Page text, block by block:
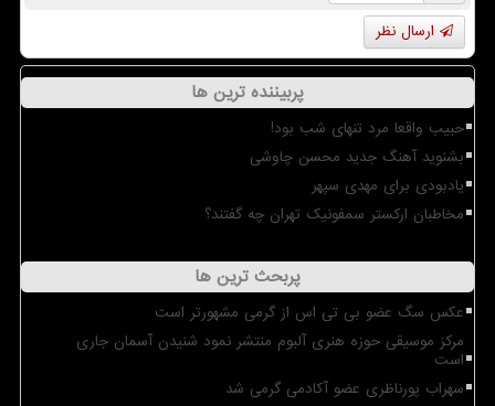
ارسال نظر
پربیننده ترین ها
حبیب واقعا مرد تنهای شب بود!
بشنوید آهنگ جدید محسن چاوشی
یادبودی برای مهدی سپهر
مخاطبان ارکستر سمفونیک تهران چه گفتند؟
پربحث ترین ها
عکس سگ عضو بی تی اس از گرمی مشهورتر است
مرکز موسیقی حوزه هنری آلبوم منتشر نمود شنیدن آسمان جاری
است
سهراب پورناظری عضو آکادمی گرمی شد